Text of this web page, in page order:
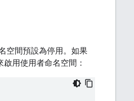
空間預設為停用。如果
用使用者命名空間：